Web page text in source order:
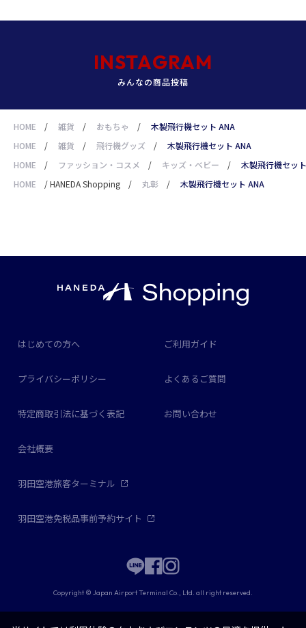
HOME / 雑貨 / おもちゃ /
木製飛行機セット ANA
HOME
/ 雑貨 / 飛行機グッズ /
木製飛行機セット ANA
HOME
/ ファッション・コスメ / キッズ・ベビー /
木製飛行機セッ
HOME
/HANEDA Shopping / 丸彰 / 木製飛行機セット ANA
INSTAGRAM
みんなの商品投稿
はじめての方へ ご利用ガイド
プライバシーポリシー よくあるご質問
特定商取引法に基づく表記 お問い合わせ
会社概要
羽田空港旅客ターミナル
羽田空港免税品事前予約サイト
Copyright © Japan Airport Terminal Co., Ltd. all right reserved.